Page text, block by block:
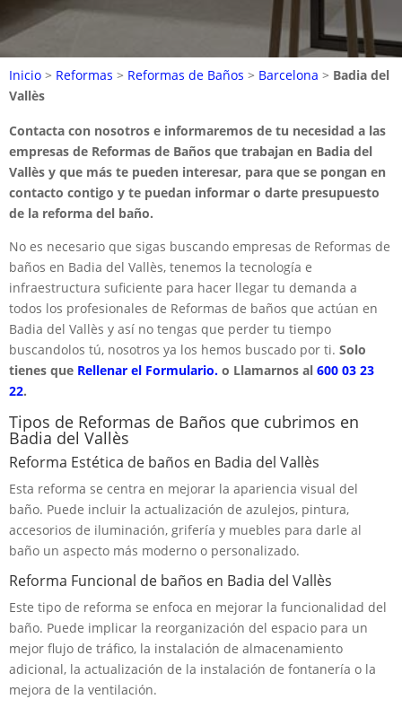
Inicio > Reformas > Reformas de Baños > Barcelona > Badia del
Vallès
Contacta con nosotros e informaremos de tu necesidad a las
empresas de Reformas de Baños que trabajan en Badia del
Vallès y que más te pueden interesar, para que se pongan en
contacto contigo y te puedan informar o darte presupuesto
de la reforma del baño.
No es necesario que sigas buscando empresas de Reformas de
baños en Badia del Vallès, tenemos la tecnología e
infraestructura suficiente para hacer llegar tu demanda a
todos los profesionales de Reformas de baños que actúan en
Badia del Vallès y así no tengas que perder tu tiempo
buscandolos tú, nosotros ya los hemos buscado por ti. Solo
tienes que Rellenar el Formulario. o Llamarnos al 600 03 23
22.
Tipos de Reformas de Baños que cubrimos en
Badia del Vallès
Reforma Estética de baños en Badia del Vallès
Esta reforma se centra en mejorar la apariencia visual del
baño. Puede incluir la actualización de azulejos, pintura,
accesorios de iluminación, grifería y muebles para darle al
baño un aspecto más moderno o personalizado.
Reforma Funcional de baños en Badia del Vallès
Este tipo de reforma se enfoca en mejorar la funcionalidad del
baño. Puede implicar la reorganización del espacio para un
mejor flujo de tráfico, la instalación de almacenamiento
adicional, la actualización de la instalación de fontanería o la
mejora de la ventilación.